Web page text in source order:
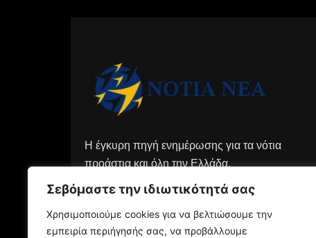
Σεβόμαστε την ιδιωτικότητά σας
Χρησιμοποιούμε cookies για να βελτιώσουμε την
εμπειρία περιήγησής σας, να προβάλλουμε
Η έγκυρη πηγή ενημέρωσης για τα νότια
προάστια και όλη την Ελλάδα.